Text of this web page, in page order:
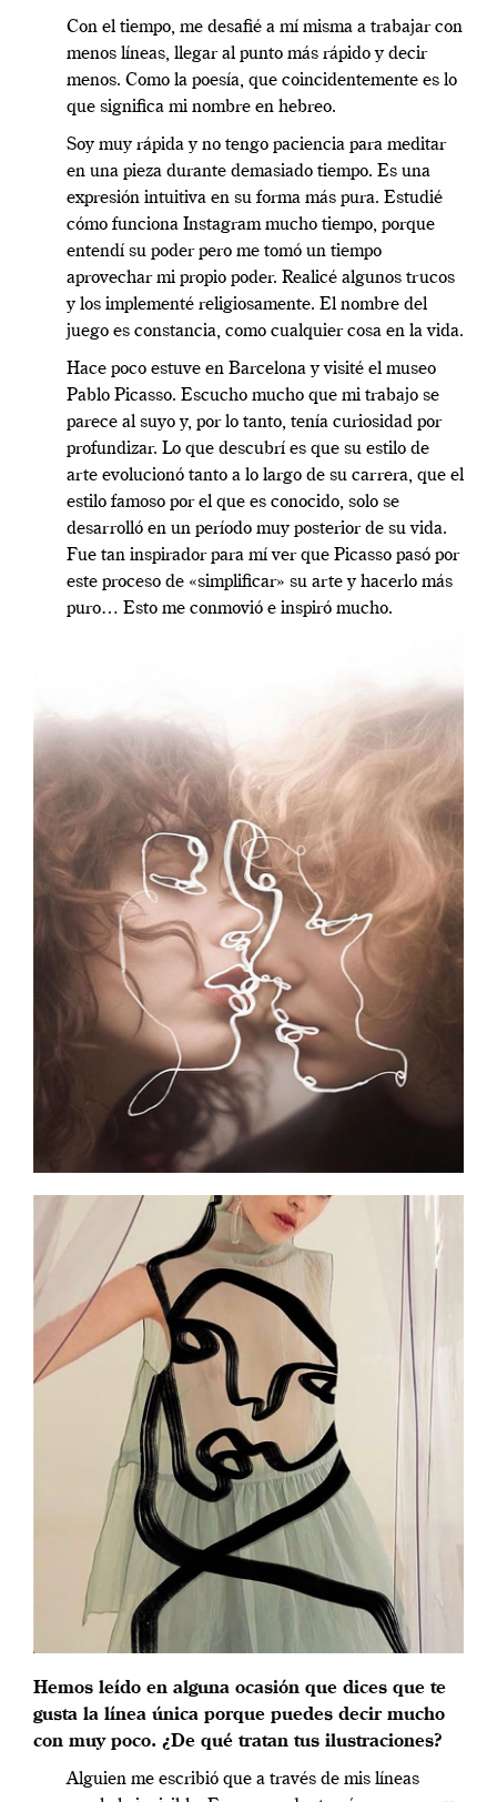
Con el tiempo, me desafié a mí misma a trabajar con
menos líneas, llegar al punto más rápido y decir
menos. Como la poesía, que coincidentemente es lo
que significa mi nombre en hebreo.
Soy muy rápida y no tengo paciencia para meditar
en una pieza durante demasiado tiempo. Es una
expresión intuitiva en su forma más pura. Estudié
cómo funciona Instagram mucho tiempo, porque
entendí su poder pero me tomó un tiempo
aprovechar mi propio poder. Realicé algunos trucos
y los implementé religiosamente. El nombre del
juego es constancia, como cualquier cosa en la vida.
Hace poco estuve en Barcelona y visité el museo
Pablo Picasso. Escucho mucho que mi trabajo se
parece al suyo y, por lo tanto, tenía curiosidad por
profundizar. Lo que descubrí es que su estilo de
arte evolucionó tanto a lo largo de su carrera, que el
estilo famoso por el que es conocido, solo se
desarrolló en un período muy posterior de su vida.
Fue tan inspirador para mí ver que Picasso pasó por
este proceso de «simplificar» su arte y hacerlo más
puro… Esto me conmovió e inspiró mucho.
Hemos leído en alguna ocasión que dices que te
gusta la línea única porque puedes decir mucho
con muy poco. ¿De qué tratan tus ilustraciones?
Alguien me escribió que a través de mis líneas